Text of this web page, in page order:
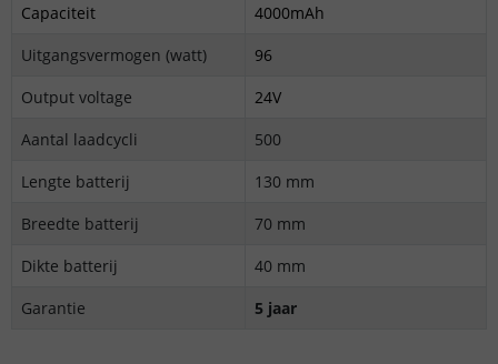
Capaciteit
4000mAh
Uitgangsvermogen (watt)
96
Output voltage
24V
Aantal laadcycli
500
Lengte batterij
130 mm
Breedte batterij
70 mm
Dikte batterij
40 mm
Garantie
5 jaar